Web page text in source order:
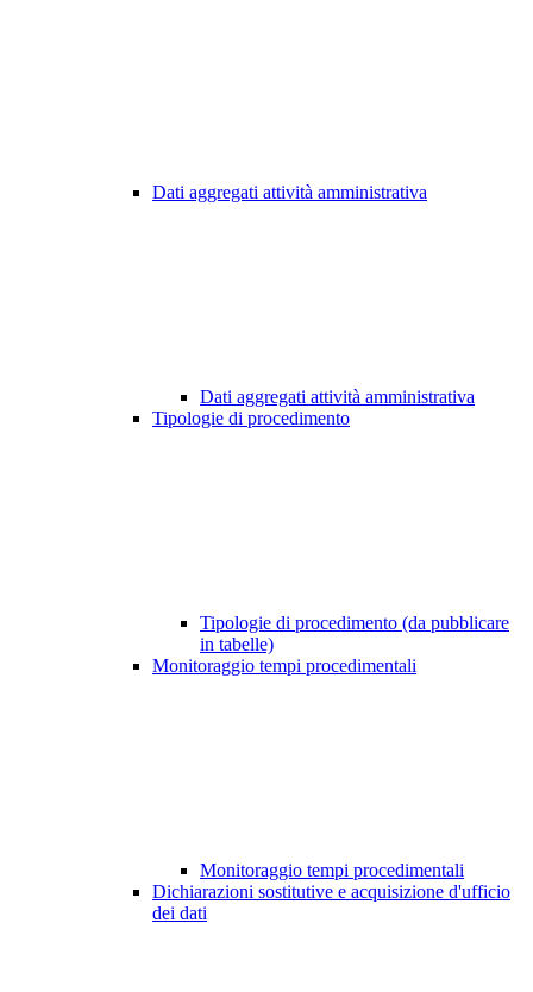
Dati aggregati attività amministrativa
Dati aggregati attività amministrativa
Tipologie di procedimento
Tipologie di procedimento (da pubblicare
in tabelle)
Monitoraggio tempi procedimentali
Monitoraggio tempi procedimentali
Dichiarazioni sostitutive e acquisizione d'ufficio
dei dati